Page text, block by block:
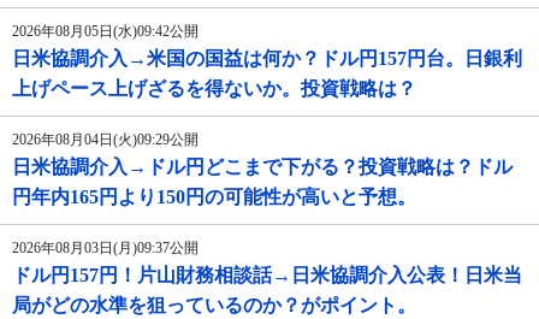
2026年08月05日(水)09:42公開
日米協調介入→米国の国益は何か？ドル円157円台。日銀利
上げペース上げざるを得ないか。投資戦略は？
2026年08月04日(火)09:29公開
日米協調介入→ドル円どこまで下がる？投資戦略は？ドル
円年内165円より150円の可能性が高いと予想。
2026年08月03日(月)09:37公開
ドル円157円！片山財務相談話→日米協調介入公表！日米当
局がどの水準を狙っているのか？がポイント。